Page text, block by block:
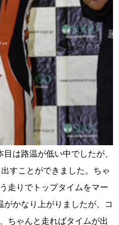
は路温が低い中でしたが、
すことができました。ちゃ
走りでトップタイムをマー
かなり上がりましたが、コ
ちゃんと走ればタイムが出